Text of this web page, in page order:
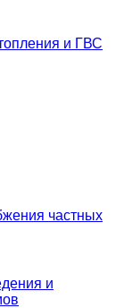
и ГВС
частных
и